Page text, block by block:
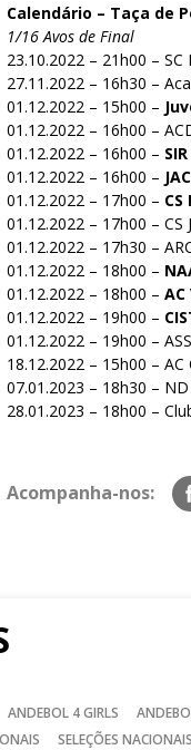
Calendário – Taça de
1/16 Avos de Final
23.10.2022 – 21h00 – SC
27.11.2022 – 16h30 –
01.12.2022 – 15h00 –
01.12.2022 – 16h00 –
01.12.2022 – 16h00 –
01.12.2022 – 16h00 –
01.12.2022 – 17h00 –
01.12.2022 – 17h00 – CS
01.12.2022 – 17h30 –
01.12.2022 – 18h00 –
01.12.2022 – 18h00 –
01.12.2022 – 19h00 –
01.12.2022 – 19h00 –
18.12.2022 – 15h00 –
07.01.2023 – 18h30 –
28.01.2023 – 18h00 –
Acompanha-nos:
ANDEBOL 4 GIRLS
SELEÇÕES NACIONAIS